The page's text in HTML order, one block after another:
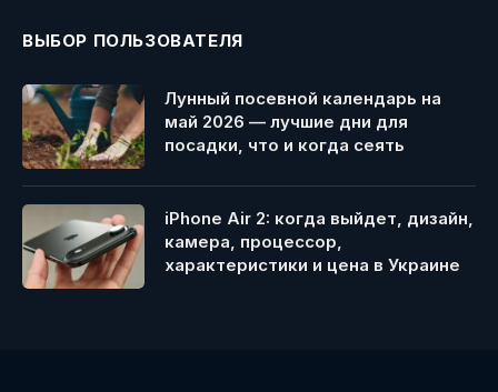
ВЫБОР ПОЛЬЗОВАТЕЛЯ
Лунный посевной календарь на
май 2026 — лучшие дни для
посадки, что и когда сеять
iPhone Air 2: когда выйдет, дизайн,
камера, процессор,
характеристики и цена в Украине